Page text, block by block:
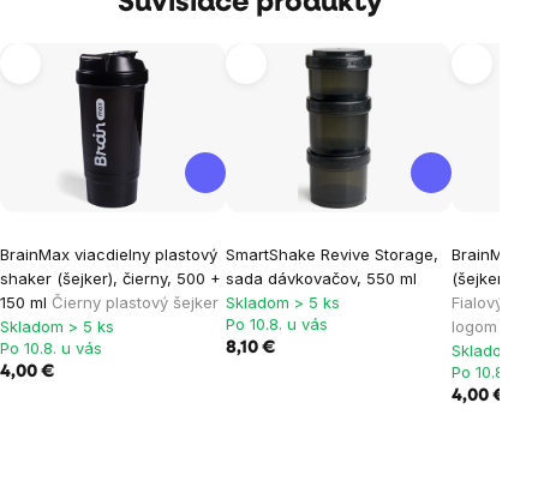
BrainMax viacdielny plastový
shaker (šejker), čierny, 500 +
150 ml Čierny plastový šejker
Skladom > 5 ks
Po 10.8. u vás
4,00 €
SmartShake Revive Storage,
sada dávkovačov, 550 ml
Skladom > 5 ks
Po 10.8. u vás
8,10 €
(šejker),
Fialový
logom
Skladom >
Po 10.8. u
4,00 €